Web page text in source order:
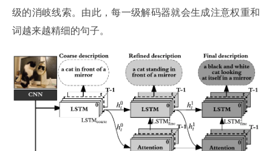
级的消岐线索。由此，每一级解码器就会生成注意权重和
词越来越精细的句子。